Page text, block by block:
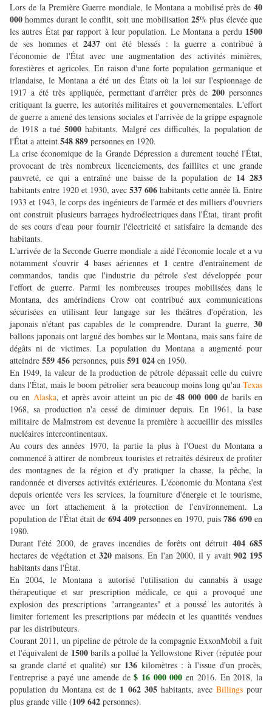
Lors de la Première Guerre mondiale, le Montana a mobilisé près de 40
000 hommes durant le conflit, soit une mobilisation 25% plus élevée que
les autres État par rapport à leur population. Le Montana a perdu 1500
de ses hommes et2437ont été blessés : la guerre a contribué à
l'économie de l'État avec une augmentation des activités minières,
forestières et agricoles. En raison d'une forte population germanique et
irlandaise, le Montana a été un des États où la loi sur l'espionnage de
1917 a été très appliquée, permettant d'arrêter près de200personnes
critiquant la guerre, les autorités militaires et gouvernementales. L'effort
de guerre a amené des tensions sociales et l'arrivée de la grippe espagnole
de 1918 a tué 5000habitants. Malgré ces difficultés, la population de
l'État a atteint 548 889 personnes en 1920.
La crise économique de la Grande Dépression a durement touché l'État,
provocant de très nombreux licenciements, des faillites et une grande
pauvreté, ce qui a entraîné une baisse de la population de 14 283
habitants entre 1920 et 1930, avec 537 606 habitants cette année là. Entre
1933 et 1943, le corps des ingénieurs de l'armée et des milliers d'ouvriers
ont construit plusieurs barrages hydroélectriques dans l'État, tirant profit
de ses cours d'eau pour fournir l'électricité et satisfaire la demande des
habitants.
L'arrivée de la Seconde Guerre mondiale a aidé l'économie locale et a vu
notamment s'ouvrir 4bases aériennes et 1centre d'entraînement de
commandos, tandis que l'industrie du pétrole s'est développée pour
l'effort de guerre. Parmi les nombreuses troupes mobilisées dans le
Montana, des amérindiens Crow ont contribué aux communications
sécurisées en utilisant leur langage sur les théâtres d'opération, les
japonais n'étant pas capables de le comprendre. Durant la guerre, 30
ballons japonais ont largué des bombes sur le Montana, mais sans faire de
dégâts ni de victimes. La population du Montana a augmenté pour
atteindre 559 456 personnes, puis 591 024 en 1950.
En 1949, la valeur de la production de pétrole dépassait celle du cuivre
dans l'État, mais le boom pétrolier sera beaucoup moins long qu'au Texas
ou en Alaska, et après avoir atteint un pic de48 000 000de barils en
1968, sa production n'a cessé de diminuer depuis. En 1961, la base
militaire de Malmstrom est devenue la première à accueillir des missiles
nucléaires intercontinentaux.
Au cours des années 1970, la partie la plus à l'Ouest du Montana a
commencé à attirer de nombreux touristes et retraités désireux de profiter
des montagnes de la région et d'y pratiquer la chasse, la pêche, la
randonnée et diverses activités extérieures. L'économie du Montana s'est
depuis orientée vers les services, la fourniture d'énergie et le tourisme,
avec un fort attachement à la protection de l'environnement. La
population de l'État était de 694 409personnes en 1970, puis786 690en
1980.
Durant l'été 2000, de graves incendies de forêts ont détruit 404 685
hectares de végétation et 320maisons. En l'an 2000, il y avait 902 195
habitants dans l'État.
En 2004, le Montana a autorisé l'utilisation du cannabis à usage
thérapeutique et sur prescription médicale, ce qui a provoqué une
explosion des prescriptions "arrangeantes" et a poussé les autorités à
limiter fortement les prescriptions par médecin et les quantités vendues
par les distributeurs.
Courant 2011, un pipeline de pétrole de la compagnie ExxonMobil a fuit
et l'équivalent de 1500 barils a pollué la Yellowstone River (réputée pour
sa grande clarté et qualité) sur 136 kilomètres : à l'issue d'un procès,
l'entreprise a payé une amende de$ 16 000 000en 2016. En 2018, la
population du Montana est de 1 062 305habitants, avec Billingspour
plus grande ville (109 642 personnes).